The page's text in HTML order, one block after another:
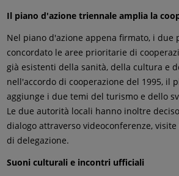
Il piano d'azione triennale amplia la
Nel piano d'azione appena firmato, i due
concordato le aree prioritarie di
già esistenti della sanità, della cultura e
nell'accordo di cooperazione del 1995, il
aggiunge i due temi del turismo e dello
Le due autorità locali hanno inoltre
dialogo attraverso videoconferenze,
di delegazione.
Suoni culturali e incontri ufficiali